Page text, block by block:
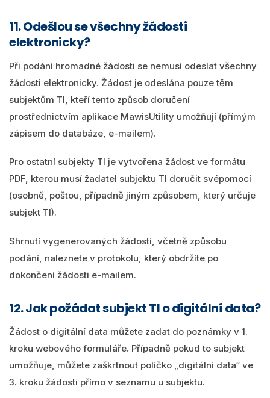
11. Odešlou se všechny žádosti
elektronicky?
Při podání hromadné žádosti se nemusí odeslat všechny
žádosti elektronicky. Žádost je odeslána pouze těm
subjektům TI, kteří tento způsob doručení
prostřednictvím aplikace MawisUtility umožňují (přímým
zápisem do databáze, e-mailem).
Pro ostatní subjekty TI je vytvořena žádost ve formátu
PDF, kterou musí žadatel subjektu TI doručit svépomocí
(osobně, poštou, případně jiným způsobem, který určuje
subjekt TI).
Shrnutí vygenerovaných žádostí, včetně způsobu
podání, naleznete v protokolu, který obdržíte po
dokončení žádosti e-mailem.
12. Jak požádat subjekt TI o digitální data?
Žádost o digitální data můžete zadat do poznámky v 1.
kroku webového formuláře. Případně pokud to subjekt
umožňuje, můžete zaškrtnout políčko „digitální data“ ve
3. kroku žádosti přímo v seznamu u subjektu.